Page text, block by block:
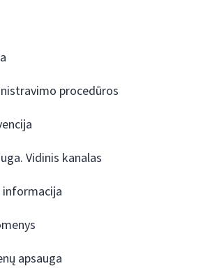
procedūros
Vidinis kanalas
apsauga